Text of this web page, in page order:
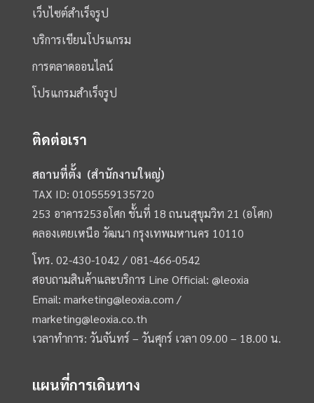
เว็บไซต์สำเร็จรูป
บริการเขียนโปรแกรม
การตลาดออนไลน์
โปรแกรมสำเร็จรูป
ติดต่อเรา
สถานที่ตั้ง (สำนักงานใหญ่)
TAX ID: 0105559135720
253 อาคาร253อโศก ชั้นที่ 18 ถนนสุขุมวิท 21 (อโศก)
คลองเตยเหนือ วัฒนา กรุงเทพมหานคร 10110
โทร.02-430-1042 /081-466-0542
สอบถามสินค้าและบริการ Line Official:@leoxia
Email:marketing@leoxia.com /
marketing@leoxia.co.th
เวลาทำการ: วันจันทร์ – วันศุกร์ เวลา 09.00 – 18.00 น.
แผนที่การเดินทาง